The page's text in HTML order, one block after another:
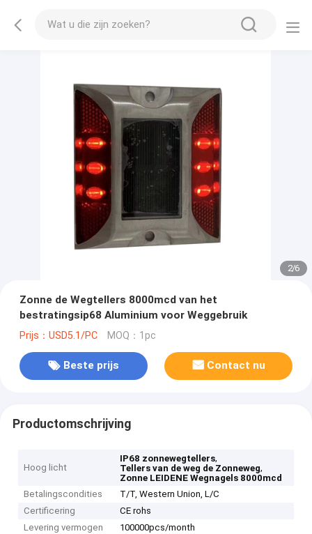
2/6
Zonne de Wegtellers 8000mcd van het
bestratingsip68 Aluminium voor Weggebruik
Prijs：USD5.1/PC MOQ：1pc
Beste prijs Contact nu
Productomschrijving
Hoog licht
IP68 zonnewegtellers,
Tellers van de weg de Zonneweg,
Zonne LEIDENE Wegnagels 8000mcd
Betalingscondities
T/T, Western Union, L/C
Certificering
CE rohs
Levering vermogen
100000pcs/month